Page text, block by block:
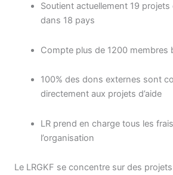
Soutient actuellement 19 projets
dans 18 pays
Compte plus de 1200 membres
100% des dons externes sont
directement aux projets d’aide
LR prend en charge tous les
l’organisation
Le LRGKF se concentre sur des